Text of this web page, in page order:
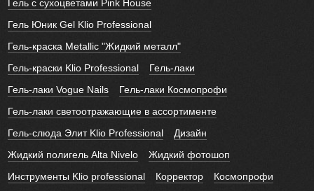
Гель с сухоцветами Pink House
Гель Юник Gel Klio Professional
Гель-краска Metallic "Жидкий металл"
Гель-краски Klio Professional
Гель-лаки
Гель-лаки Vogue Nails
Гель-лаки Космопрофи
Гель-лаки светоотражающие в ассортименте
Гель-слюда Элит Klio Professional
Дизайн
Жидкий полигель Alta Nivelo
Жидкий фотошоп
Инструменты Klio professional
Корректор
Космопрофи